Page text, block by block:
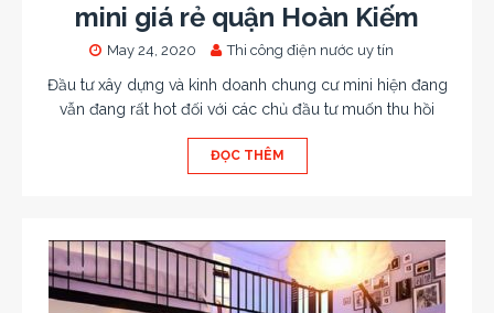
mini giá rẻ quận Hoàn Kiếm
May 24, 2020 Thi công điện nước uy tín
Đầu tư xây dựng và kinh doanh chung cư mini hiện đang
vẫn đang rất hot đối với các chủ đầu tư muốn thu hồi
ĐỌC THÊM